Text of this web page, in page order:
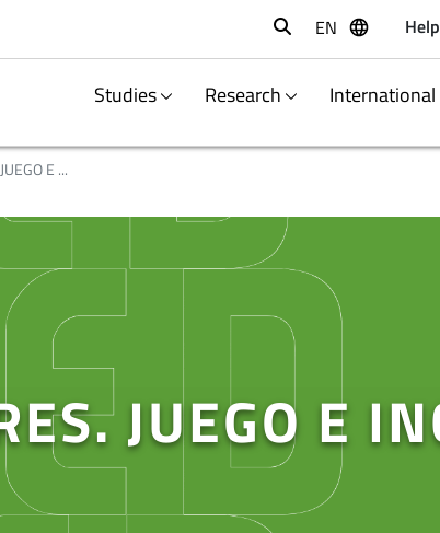
Buscar
EN
Studies Research International
E ...
JUEGO E